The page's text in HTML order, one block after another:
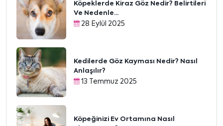
Köpeklerde Kiraz Göz Nedir? Belirtileri
Ve Nedenle...
28 Eylül 2025
Kedilerde Göz Kayması Nedir? Nasıl
Anlaşılır?
13 Temmuz 2025
Köpeğinizi Ev Ortamına Nasıl